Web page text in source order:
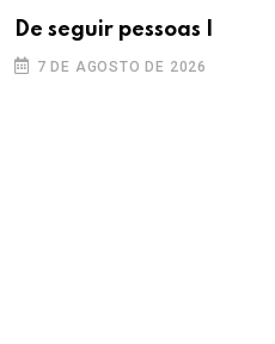
De seguir pessoas I
7 DE AGOSTO DE 2026